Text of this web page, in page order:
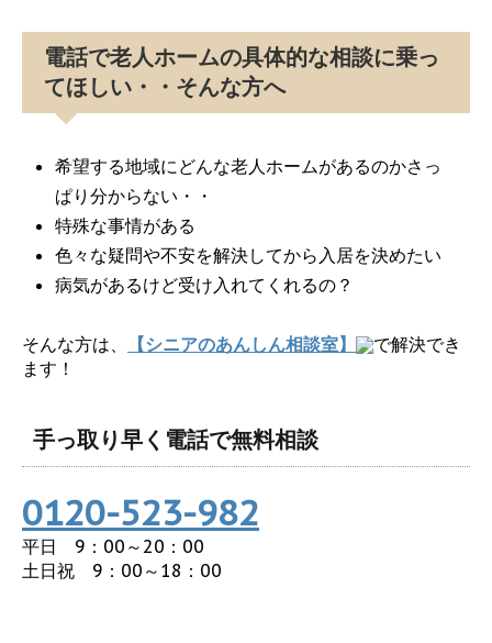
電話で老人ホームの具体的な相談に乗っ
てほしい・・そんな方へ
希望する地域にどんな老人ホームがあるのかさっ
ぱり分からない・・
特殊な事情がある
色々な疑問や不安を解決してから入居を決めたい
病気があるけど受け入れてくれるの？
そんな方は、 【シニアのあんしん相談室】
で解決でき
ます！
手っ取り早く電話で無料相談
0120-523-982
平日 9：00～20：00
土日祝 9：00～18：00